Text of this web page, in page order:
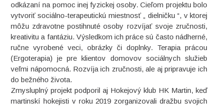
odkázaní na pomoc inej fyzickej osoby. Cieľom projektu bolo
vytvoriť sociálno-terapeutickú miestnosť „ dielničku “, v ktorej
môžu zdravotne postihnuté osoby rozvíjať svoje zručnosti,
kreativitu a fantáziu. Výsledkom ich práce sú často nádherné,
ručne vyrobené veci, obrázky či doplnky. Terapia prácou
(Ergoterapia) je pre klientov domovov sociálnych služieb
veľmi nápomocná. Rozvíja ich zručnosti, ale aj pripravuje ich
do bežného života.
Zmysluplný projekt podporil aj Hokejový klub HK Martin, keď
martinskí hokejisti v roku 2019 zorganizovali dražbu svojich